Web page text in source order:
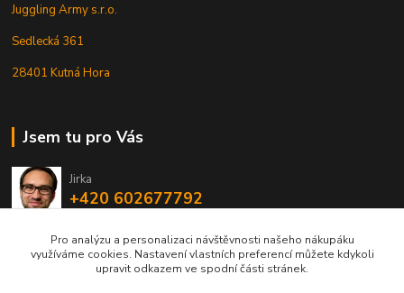
Juggling Army s.r.o.
Sedlecká 361
28401 Kutná Hora
Jsem tu pro Vás
Jirka
+420 602677792
info@jarmy.cz
Pro analýzu a personalizaci návštěvnosti našeho nákupáku
využíváme cookies. Nastavení vlastních preferencí můžete kdykoli
upravit odkazem ve spodní části stránek.